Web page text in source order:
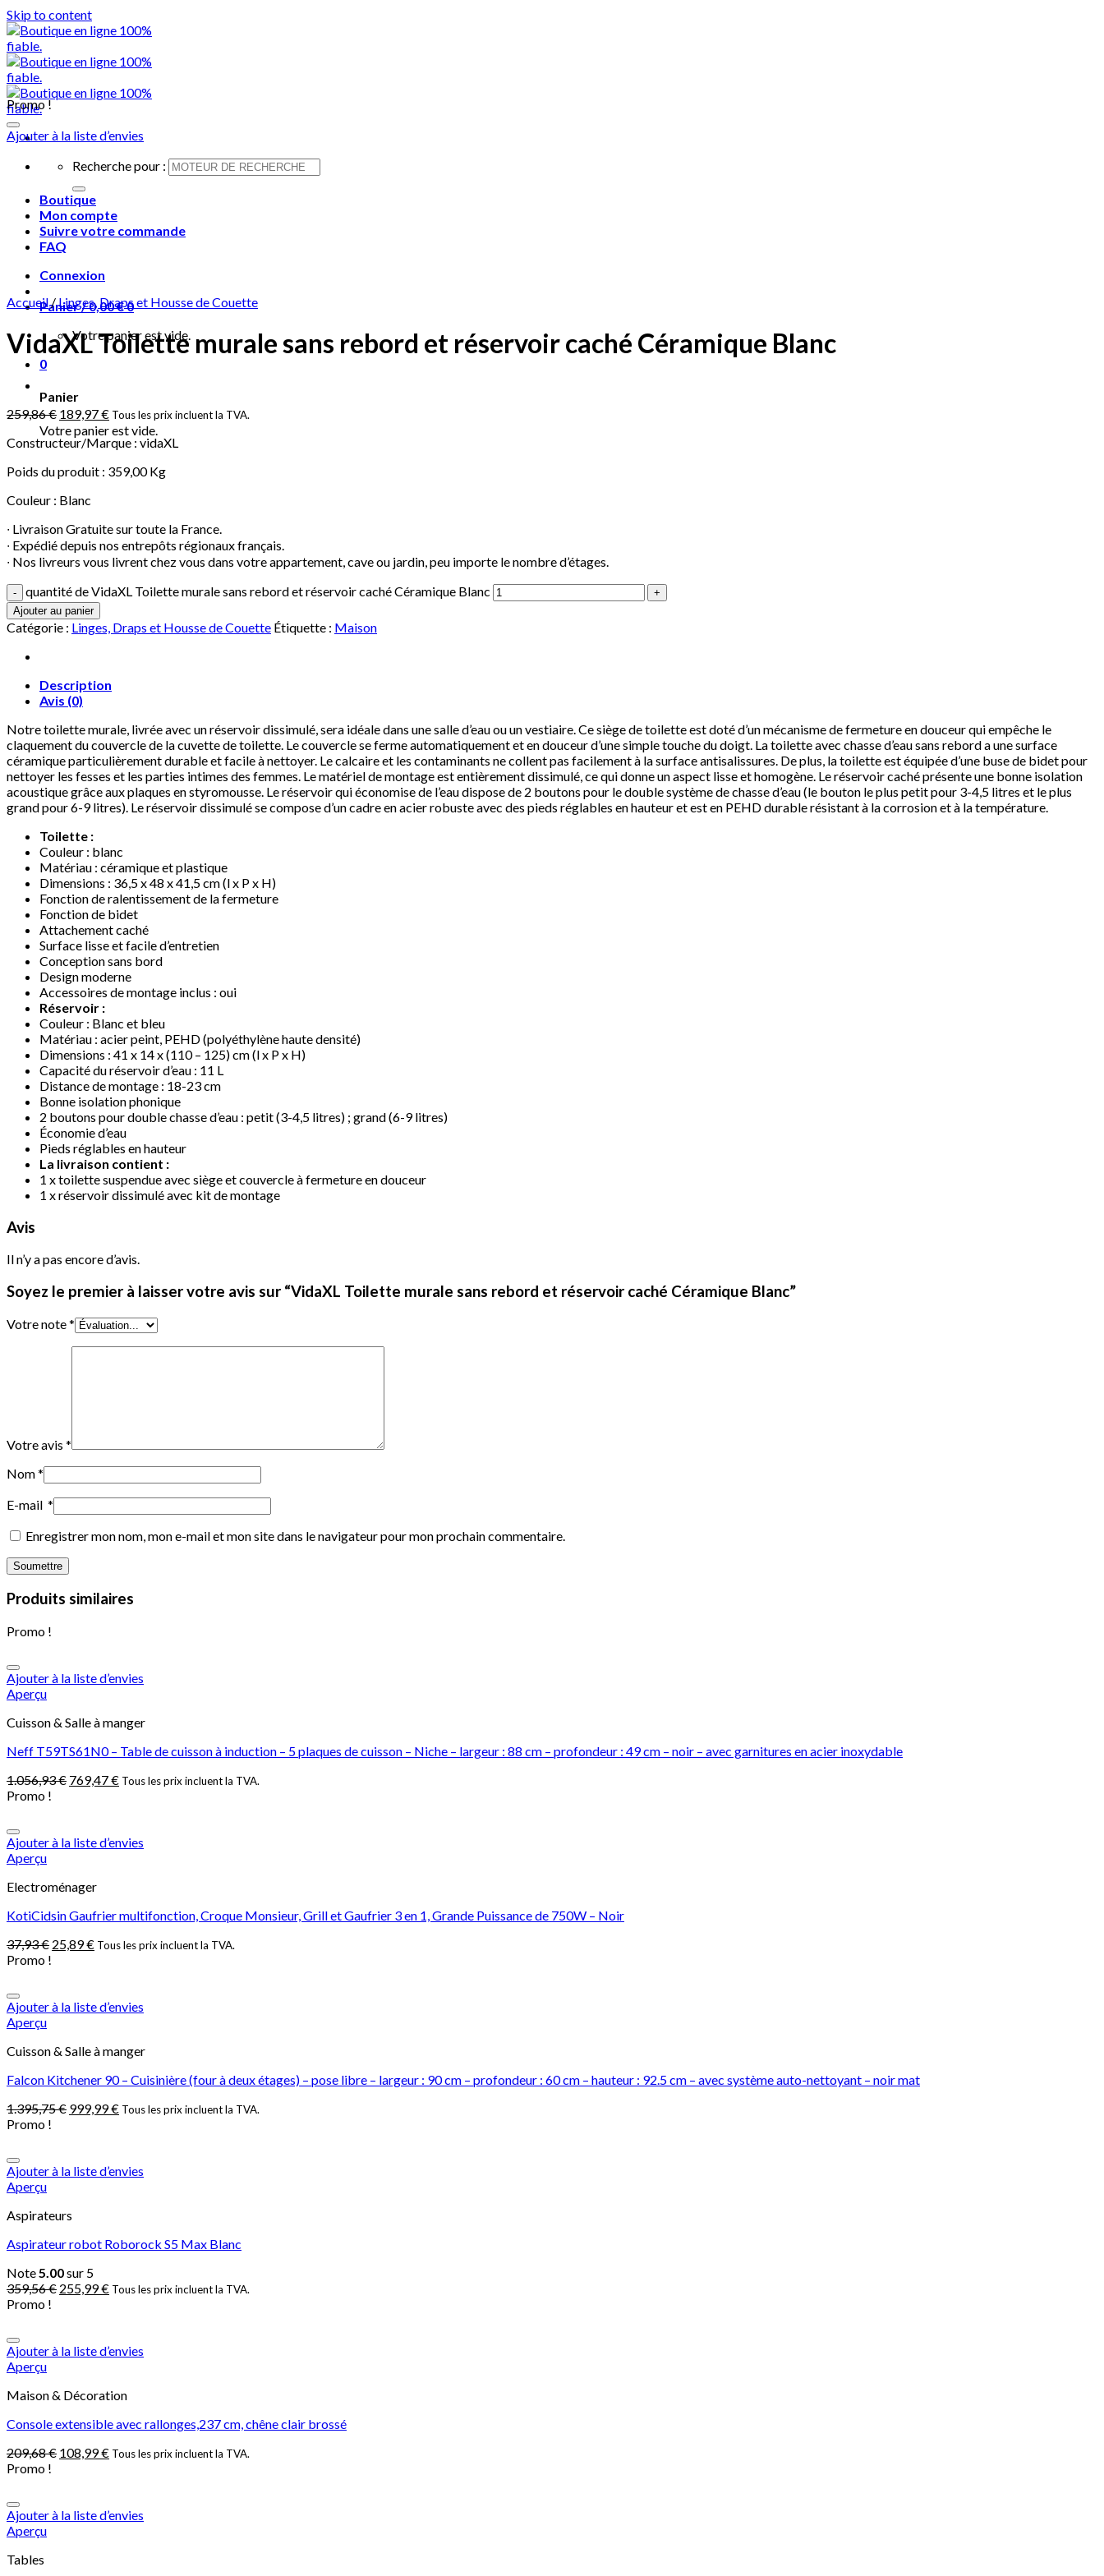
Skip to content
Recherche pour :
Boutique
Mon compte
Suivre votre commande
FAQ
Connexion
Panier /0,00€0
Votre panier est vide.
0
Panier
Votre panier est vide.
Promo !
Ajouter à la liste d’envies
Accueil/Linges, Draps et Housse de Couette
VidaXL Toilette murale sans rebord et réservoir caché Céramique Blanc
259,86€ 189,97€ Tous les prix incluent la TVA.
Constructeur/Marque : vidaXL
Poids du produit : 359,00 Kg
Couleur : Blanc
∙ Livraison Gratuite sur toute la France.
∙ Expédié depuis nos entrepôts régionaux français.
∙ Nos livreurs vous livrent chez vous dans votre appartement, cave ou jardin, peu importe le nombre d’étages.
quantité de VidaXL Toilette murale sans rebord et réservoir caché Céramique Blanc
Ajouter au panier
Catégorie : Linges, Draps et Housse de Couette Étiquette : Maison
Description
Avis (0)
Notre toilette murale, livrée avec un réservoir dissimulé, sera idéale dans une salle d’eau ou un vestiaire. Ce siège de toilette est doté d’un mécanisme de fermeture en douceur qui empêche le
claquement du couvercle de la cuvette de toilette. Le couvercle se ferme automatiquement et en douceur d’une simple touche du doigt. La toilette avec chasse d’eau sans rebord a une surface
céramique particulièrement durable et facile à nettoyer. Le calcaire et les contaminants ne collent pas facilement à la surface antisalissures. De plus, la toilette est équipée d’une buse de bidet pour
nettoyer les fesses et les parties intimes des femmes. Le matériel de montage est entièrement dissimulé, ce qui donne un aspect lisse et homogène. Le réservoir caché présente une bonne isolation
acoustique grâce aux plaques en styromousse. Le réservoir qui économise de l’eau dispose de 2 boutons pour le double système de chasse d’eau (le bouton le plus petit pour 3-4,5 litres et le plus
grand pour 6-9 litres). Le réservoir dissimulé se compose d’un cadre en acier robuste avec des pieds réglables en hauteur et est en PEHD durable résistant à la corrosion et à la température.
Toilette :
Couleur : blanc
Matériau : céramique et plastique
Dimensions : 36,5 x 48 x 41,5 cm (l x P x H)
Fonction de ralentissement de la fermeture
Fonction de bidet
Attachement caché
Surface lisse et facile d’entretien
Conception sans bord
Design moderne
Accessoires de montage inclus : oui
Réservoir :
Couleur : Blanc et bleu
Matériau : acier peint, PEHD (polyéthylène haute densité)
Dimensions : 41 x 14 x (110 – 125) cm (l x P x H)
Capacité du réservoir d’eau : 11 L
Distance de montage : 18-23 cm
Bonne isolation phonique
2 boutons pour double chasse d’eau : petit (3-4,5 litres) ; grand (6-9 litres)
Économie d’eau
Pieds réglables en hauteur
La livraison contient :
1 x toilette suspendue avec siège et couvercle à fermeture en douceur
1 x réservoir dissimulé avec kit de montage
Avis
Il n’y a pas encore d’avis.
Soyez le premier à laisser votre avis sur “VidaXL Toilette murale sans rebord et réservoir caché Céramique Blanc”
Votre note*
Votre avis *
Nom*
E-mail *
Enregistrer mon nom, mon e-mail et mon site dans le navigateur pour mon prochain commentaire.
Produits similaires
Promo !
Ajouter à la liste d’envies
Aperçu
Cuisson & Salle à manger
Neff T59TS61N0 – Table de cuisson à induction – 5 plaques de cuisson – Niche – largeur : 88 cm – profondeur : 49 cm – noir – avec garnitures en acier inoxydable
1.056,93€ 769,47€ Tous les prix incluent la TVA.
Promo !
Ajouter à la liste d’envies
Aperçu
Electroménager
KotiCidsin Gaufrier multifonction, Croque Monsieur, Grill et Gaufrier 3 en 1, Grande Puissance de 750W – Noir
37,93€ 25,89€ Tous les prix incluent la TVA.
Promo !
Ajouter à la liste d’envies
Aperçu
Cuisson & Salle à manger
Falcon Kitchener 90 – Cuisinière (four à deux étages) – pose libre – largeur : 90 cm – profondeur : 60 cm – hauteur : 92.5 cm – avec système auto-nettoyant – noir mat
1.395,75€ 999,99€ Tous les prix incluent la TVA.
Promo !
Ajouter à la liste d’envies
Aperçu
Aspirateurs
Aspirateur robot Roborock S5 Max Blanc
Note5.00sur 5
359,56€ 255,99€ Tous les prix incluent la TVA.
Promo !
Ajouter à la liste d’envies
Aperçu
Maison & Décoration
Console extensible avec rallonges,237 cm, chêne clair brossé
209,68€ 108,99€ Tous les prix incluent la TVA.
Promo !
Ajouter à la liste d’envies
Aperçu
Tables